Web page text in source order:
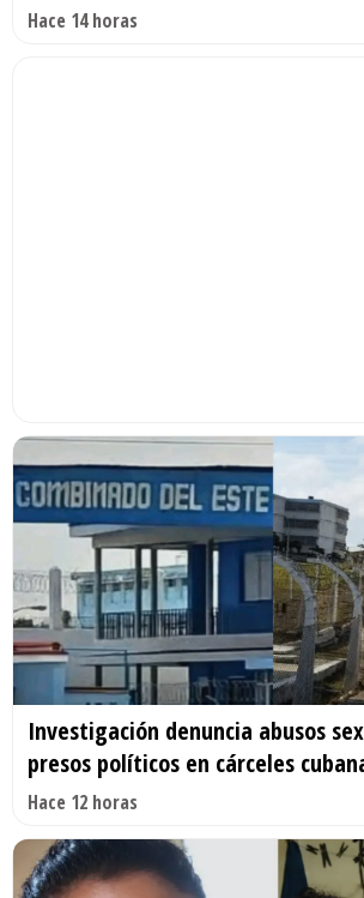
Hace 14 horas
Investigación denuncia abusos
presos políticos en cárceles
Hace 12 horas